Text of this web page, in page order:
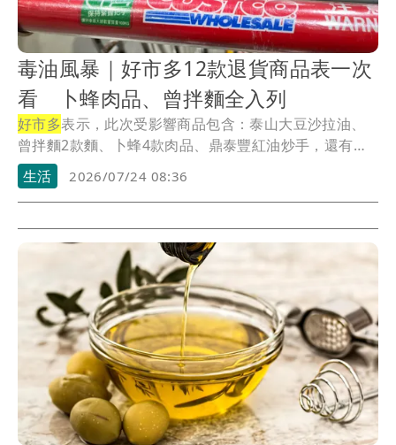
毒油風暴｜好市多12款退貨商品表一次
看 卜蜂肉品、曾拌麵全入列
好市多表示，此次受影響商品包含：泰山大豆沙拉油、
曾拌麵2款麵、卜蜂4款肉品、鼎泰豐紅油炒手，還有多
款...
生活 2026/07/24 08:36